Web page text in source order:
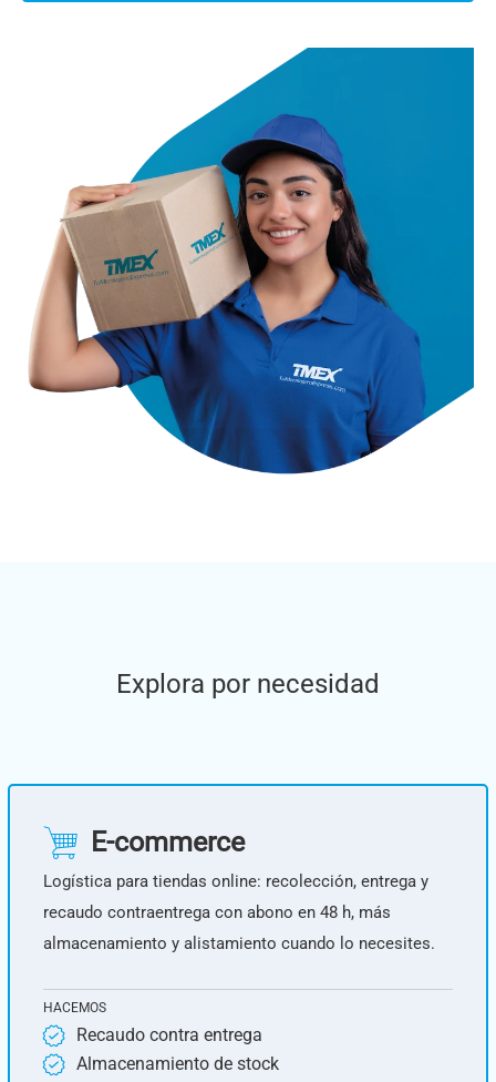
Explora por necesidad
E-commerce
Logística para tiendas online: recolección, entrega y
recaudo contraentrega con abono en 48 h, más
almacenamiento y alistamiento cuando lo necesites.
HACEMOS
Recaudo contra entrega
Almacenamiento de stock